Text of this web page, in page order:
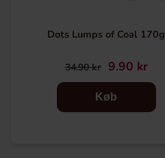
Dots Lumps of Coal 170g
34.90 kr 9.90 kr
Køb